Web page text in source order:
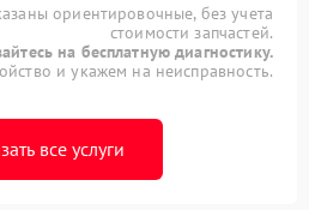
ориентировочные, без учета
стоимости запчастей.
на бесплатную диагностику.
и укажем на неисправность.
все услуги